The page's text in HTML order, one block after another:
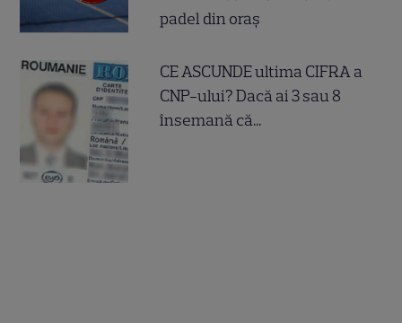
padel din oraș
CE ASCUNDE ultima CIFRA a
CNP-ului? Dacă ai 3 sau 8
însemană că...